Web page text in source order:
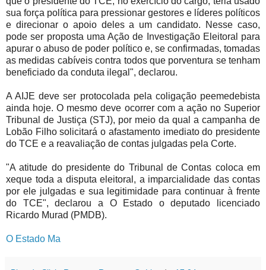
sua força política para pressionar gestores e líderes políticos
e direcionar o apoio deles a um candidato. Nesse caso,
pode ser proposta uma Ação de Investigação Eleitoral para
apurar o abuso de poder político e, se confirmadas, tomadas
as medidas cabíveis contra todos que porventura se tenham
beneficiado da conduta ilegal", declarou.
A AIJE deve ser protocolada pela coligação peemedebista
ainda hoje. O mesmo deve ocorrer com a ação no Superior
Tribunal de Justiça (STJ), por meio da qual a campanha de
Lobão Filho solicitará o afastamento imediato do presidente
do TCE e a reavaliação de contas julgadas pela Corte.
"A atitude do presidente do Tribunal de Contas coloca em
xeque toda a disputa eleitoral, a imparcialidade das contas
por ele julgadas e sua legitimidade para continuar à frente
do TCE", declarou a O Estado o deputado licenciado
Ricardo Murad (PMDB).
O Estado Ma